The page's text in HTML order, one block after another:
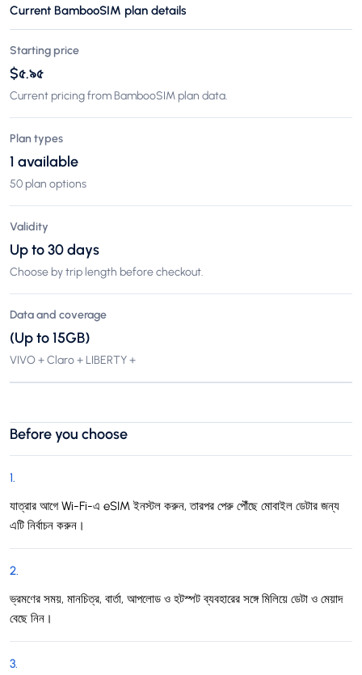
Current BambooSIM plan details
Starting price
$৫.৯৫
Current pricing from BambooSIM plan data.
Plan types
1 available
50 plan options
Validity
Up to 30 days
Choose by trip length before checkout.
Data and coverage
(Up to 15GB)
VIVO + Claro + LIBERTY +
Before you choose
1.
যাত্রার আগে Wi-Fi-এ eSIM ইনস্টল করুন, তারপর পেরু পৌঁছে মোবাইল ডেটার জন্য
এটি নির্বাচন করুন।
2.
ভ্রমণের সময়, মানচিত্র, বার্তা, আপলোড ও হটস্পট ব্যবহারের সঙ্গে মিলিয়ে ডেটা ও মেয়াদ
বেছে নিন।
3.